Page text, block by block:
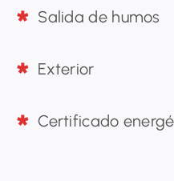
Salida de humos
Exterior
Certificado